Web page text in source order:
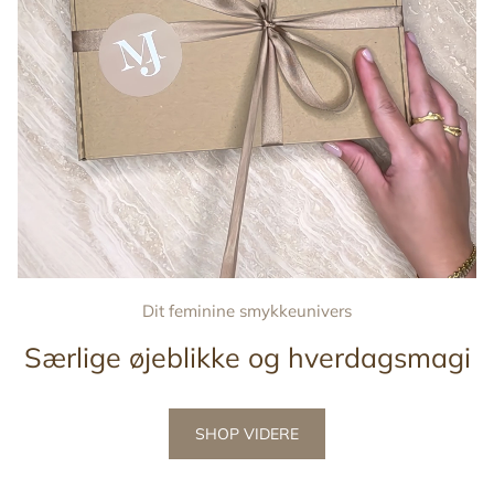
Dit feminine smykkeunivers
Særlige øjeblikke og hverdagsmagi
SHOP VIDERE